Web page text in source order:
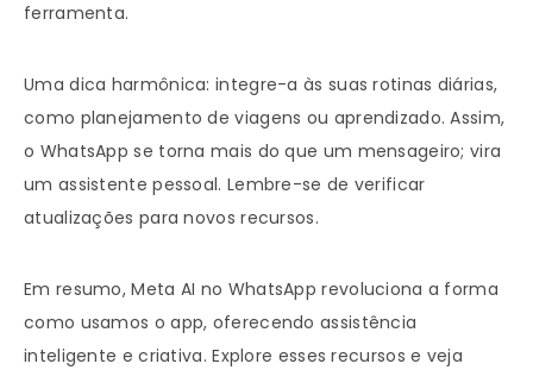
ferramenta.
Uma dica harmônica: integre-a às suas rotinas diárias,
como planejamento de viagens ou aprendizado. Assim,
o WhatsApp se torna mais do que um mensageiro; vira
um assistente pessoal. Lembre-se de verificar
atualizações para novos recursos.
Em resumo, Meta AI no WhatsApp revoluciona a forma
como usamos o app, oferecendo assistência
inteligente e criativa. Explore esses recursos e veja